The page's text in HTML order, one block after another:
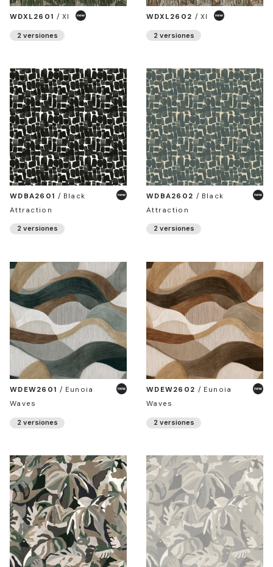
WDXL2601 / Xl
2 versiones
WDXL2602 / Xl
2 versiones
WDBA2601 / Black
Attraction
2 versiones
WDBA2602 / Black
Attraction
2 versiones
WDEW2601 / Eunoia
Waves
2 versiones
WDEW2602 / Eunoia
Waves
2 versiones